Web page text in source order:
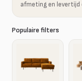
afmeting en levertijd
Populaire filters